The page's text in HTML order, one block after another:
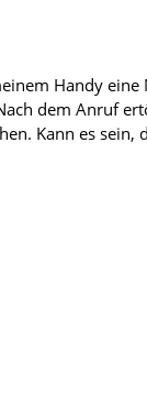
Handy
dem Anruf
Kann es sein,